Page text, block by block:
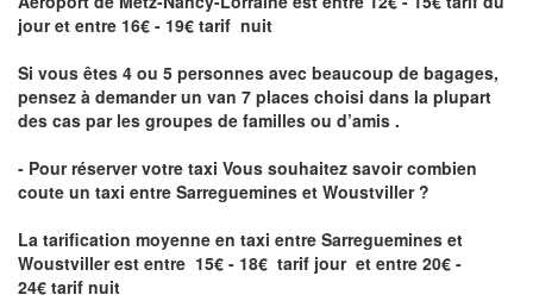
jour et entre 16€ - 19€ tarif nuit
Si vous êtes 4 ou 5 personnes avec beaucoup de bagages,
pensez à demander un van 7 places choisi dans la plupart
des cas par les groupes de familles ou d’amis .
- Pour réserver votre taxi Vous souhaitez savoircombien
coute un taxi entre Sarreguemines et Woustviller ?
La tarification moyenne en taxi entre Sarreguemines et
Woustviller est entre 15€ - 18€ tarif jour et entre 20€ -
24€ tarif nuit